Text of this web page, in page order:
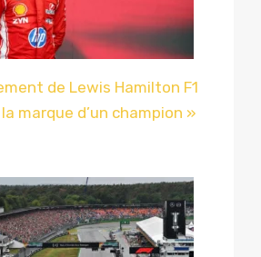
de Lewis Hamilton F1
marque d’un champion »